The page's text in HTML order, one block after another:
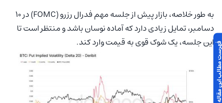
به طور خلاصه، بازار پیش از جلسه مهم فدرال رزرو (FOMC) در ۱۰
دسامبر، تمایل زیادی دارد که آماده نوسان باشد و منتظر است تا
این جلسه، یک شوک قوی به قیمت وارد کند. مقاله